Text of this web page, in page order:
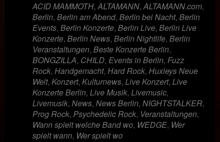
ACID MAMMOTH,ALTAMANN,ALTAMANN.com,
Berlin, Berlin am Abend, Berlin bei Nacht, Berlin
Events, Berlin Konzerte, Berlin Live, Berlin Live
Konzerte, Berlin News, Berlin Nightlife, Berlin
Veranstaltungen, Beste Konzerte Berlin,
BONGZILLA, CHILD, Events in Berlin, Fuzz
Rock, Handgemacht, Hard Rock, Huxleys Neue
Welt, Konzert, Kulturnews, Live Konzert, Live
Konzerte Berlin, Live Musik, Livemusic,
Livemusik, News, News Berlin, NIGHTSTALKER,
Prog Rock, Psychedelic Rock, Veranstaltungen,
Wann spielt welche Band wo, WEDGE, Wer
spielt wann, Wer spielt wo